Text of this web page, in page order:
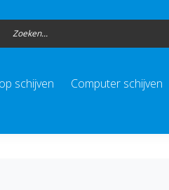
schijven Computer schijven